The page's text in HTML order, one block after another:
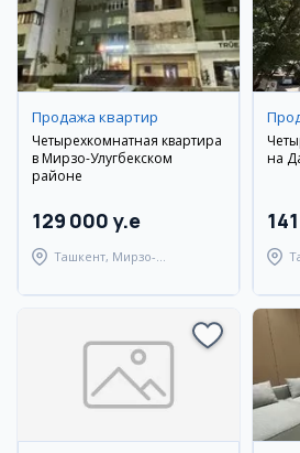
Продажа квартир
Четырехкомнатная квартира
в Мирзо-Улугбекском
районе
129 000 y.e
Ташкент, Мирзо-
на